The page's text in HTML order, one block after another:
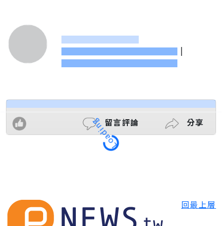
|
留言評論 分享
Loading
回最上層